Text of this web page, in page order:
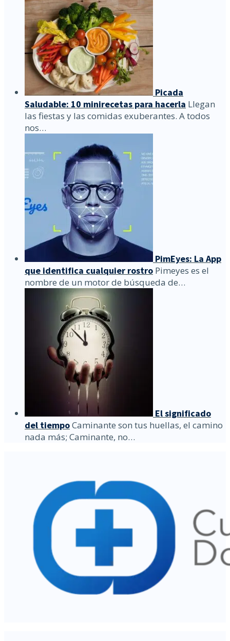
Picada
Saludable: 10 minirecetas para hacerla Llegan
las fiestas y las comidas exuberantes. A todos
nos…
PimEyes: La App
que identifica cualquier rostro Pimeyes es el
nombre de un motor de búsqueda de…
El significado
del tiempoCaminante son tus huellas, el camino
nada más; Caminante, no…